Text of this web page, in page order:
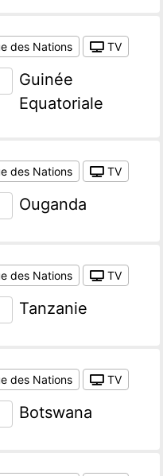
des Nations TV
Guinée
Equatoriale
des Nations TV
Ouganda
des Nations TV
Tanzanie
des Nations TV
Botswana